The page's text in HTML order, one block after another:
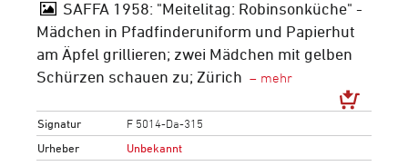
SAFFA 1958: "Meitelitag: Robinsonküche" -
Mädchen in Pfadfinderuniform und Papierhut
am Äpfel grillieren; zwei Mädchen mit gelben
Schürzen schauen zu; Zürich
Signatur
F 5014-Da-315
Urheber
Unbekannt